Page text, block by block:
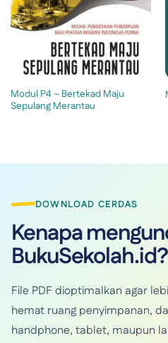
Modul P4 – Bertekad Maju
Sepulang Merantau
DOWNLOAD CERDAS
Kenapa
BukuSekolah.id?
File PDF dioptimalkan agar
hemat ruang penyimpanan,
handphone, tablet, maupun